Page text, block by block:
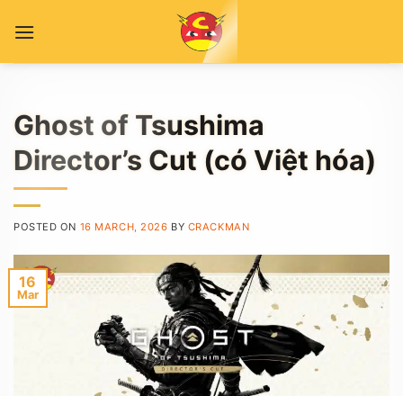
Ghost of Tsushima
Director’s Cut (có Việt hóa)
POSTED ON 16 MARCH, 2026 BY CRACKMAN
16
Mar